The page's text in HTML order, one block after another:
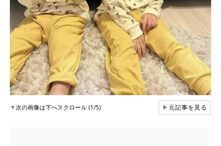
▼次の画像は下へスクロール (1/5) ▶元記事を見る